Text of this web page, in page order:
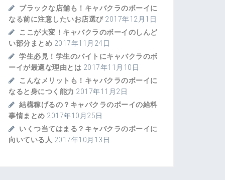
ブラックな店舗も！キャバクラのボーイに
なる前に注意したいお店選び 2017年12月1日
ここが大変！キャバクラのボーイのしんど
い部分まとめ 2017年11月24日
学生必見！学生のバイトにキャバクラのボ
ーイが最適な理由とは 2017年11月10日
こんなメリットも！キャバクラのボーイに
なると身につく能力 2017年11月2日
結構稼げるの？キャバクラのボーイの給料
事情まとめ 2017年10月25日
いくつ当てはまる？キャバクラのボーイに
向いている人 2017年10月13日